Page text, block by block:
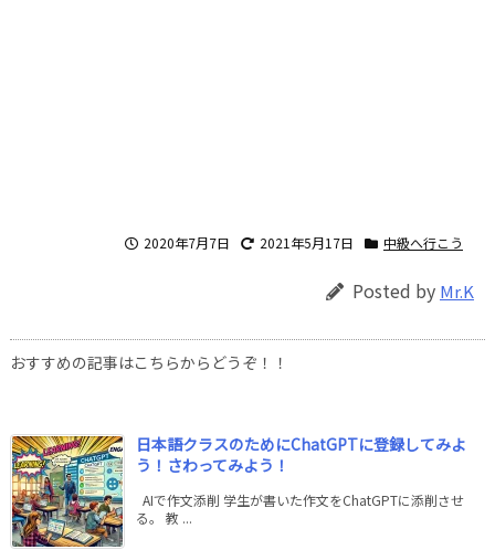
2020年7月7日 2021年5月17日 中級へ行こう
Posted by Mr.K
おすすめの記事はこちらからどうぞ！！
日本語クラスのためにChatGPTに登録してみよ
う！さわってみよう！
AIで作文添削 学生が書いた作文をChatGPTに添削させ
る。 教 ...